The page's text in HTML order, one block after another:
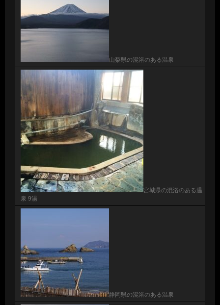
山梨県の混浴のある温泉
宮城県の混浴のある温
泉 9湯
静岡県の混浴のある温泉